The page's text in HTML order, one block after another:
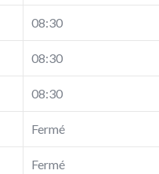
08:30
08:30
08:30
Fermé
Fermé